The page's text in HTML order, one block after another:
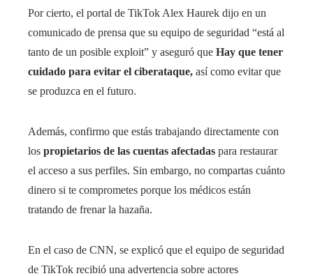
Por cierto, el portal de TikTok Alex Haurek dijo en un
comunicado de prensa que su equipo de seguridad “está al
tanto de un posible exploit” y aseguró que Hay que tener
cuidado para evitar el ciberataque, así como evitar que
se produzca en el futuro.
Además, confirmo que estás trabajando directamente con
los propietarios de las cuentas afectadas para restaurar
el acceso a sus perfiles. Sin embargo, no compartas cuánto
dinero si te comprometes porque los médicos están
tratando de frenar la hazaña.
En el caso de CNN, se explicó que el equipo de seguridad
de TikTok recibió una advertencia sobre actores